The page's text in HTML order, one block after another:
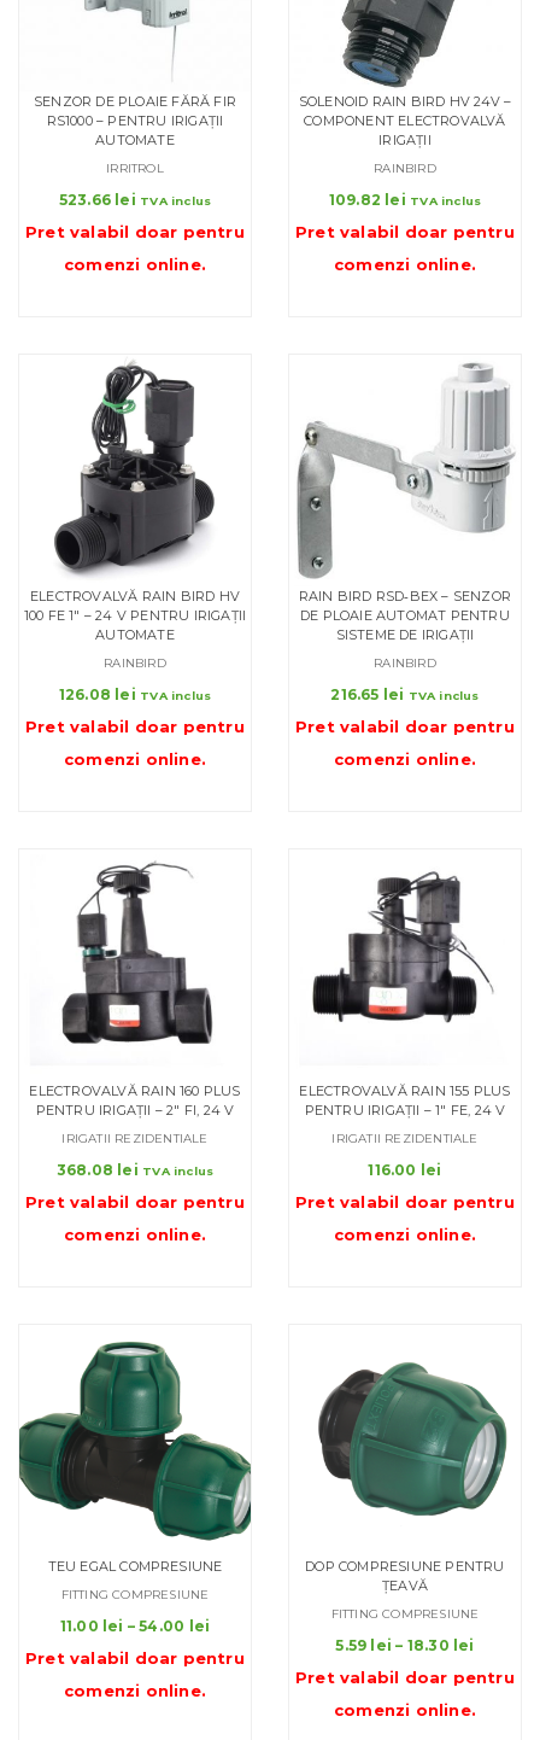
SENZOR DE PLOAIE FĂRĂ FIR
RS1000 – PENTRU IRIGAȚII
AUTOMATE
IRRITROL
523.66 lei TVA inclus
Pret valabil doar pentru
comenzi online.
SOLENOID RAIN BIRD HV 24V –
COMPONENT ELECTROVALVĂ
IRIGAȚII
RAINBIRD
109.82 lei TVA inclus
Pret valabil doar pentru
comenzi online.
ELECTROVALVĂ RAIN BIRD HV
100 FE 1″ – 24 V PENTRU IRIGAȚII
AUTOMATE
RAINBIRD
126.08 lei TVA inclus
Pret valabil doar pentru
comenzi online.
RAIN BIRD RSD‑BEX – SENZOR
DE PLOAIE AUTOMAT PENTRU
SISTEME DE IRIGAȚII
RAINBIRD
216.65 lei TVA inclus
Pret valabil doar pentru
comenzi online.
ELECTROVALVĂ RAIN 160 PLUS
PENTRU IRIGAȚII – 2″ FI, 24 V
IRIGATII REZIDENTIALE
368.08 lei TVA inclus
Pret valabil doar pentru
comenzi online.
ELECTROVALVĂ RAIN 155 PLUS
PENTRU IRIGAȚII – 1″ FE, 24 V
IRIGATII REZIDENTIALE
116.00 lei
Pret valabil doar pentru
comenzi online.
TEU EGAL COMPRESIUNE
FITTING COMPRESIUNE
11.00 lei – 54.00 lei
Pret valabil doar pentru
comenzi online.
DOP COMPRESIUNE PENTRU
ȚEAVĂ
FITTING COMPRESIUNE
5.59 lei – 18.30 lei
5.59 lei
Pret valabil doar pentru
comenzi online.